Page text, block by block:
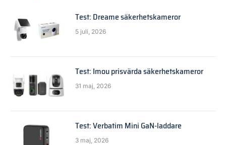
Test: Dreame säkerhetskameror
5 juli, 2026
Test: Imou prisvärda säkerhetskameror
31 maj, 2026
Test: Verbatim Mini GaN-laddare
3 maj, 2026